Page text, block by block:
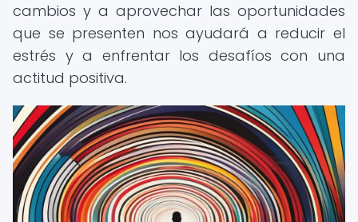
cambios y a aprovechar las oportunidades
que se presenten nos ayudará a reducir el
estrés y a enfrentar los desafíos con una
actitud positiva.